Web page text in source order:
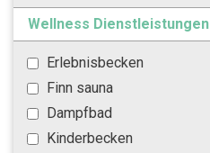
Wellness Dienstleistungen
Erlebnisbecken
Finn sauna
Dampfbad
Kinderbecken